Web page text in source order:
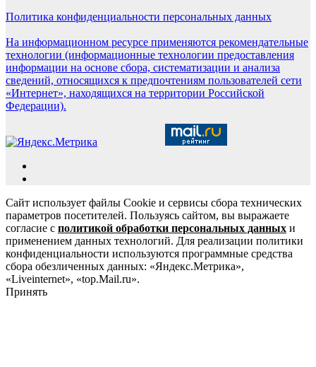
Политика конфиденциальности персональных данных
На информационном ресурсе применяются рекомендательные
технологии (информационные технологии предоставления
информации на основе сбора, систематизации и анализа
сведений, относящихся к предпочтениям пользователей сети
«Интернет», находящихся на территории Российской
Федерации).
Сайт использует файлы Cookie и сервисы сбора технических
параметров посетителей. Пользуясь сайтом, вы выражаете
согласие с политикой обработки персональных данных и
применением данных технологий. Для реализации политики
конфиденциальности используются программные средства
сбора обезличенных данных: «Яндекс.Метрика»,
«Liveinternet», «top.Mail.ru».
Принять